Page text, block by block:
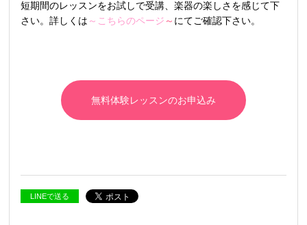
短期間のレッスンをお試しで受講、楽器の楽しさを感じて下
さい。詳しくは ～こちらのページ ～ にてご確認下さい。
無料体験レッスンのお申込み
LINEで送る